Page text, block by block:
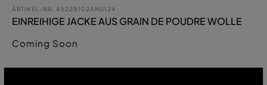
ARTIKEL-NR. A522B102AN0124
EINREIHIGE JACKE AUS GRAIN DE POUDRE WOLLE
Coming Soon